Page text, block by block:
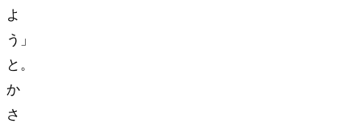
よ
う…」
と。
か
さ